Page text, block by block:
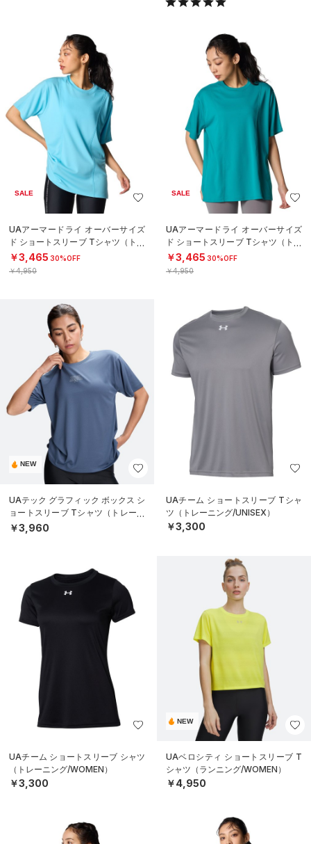
SALE
UAアーマードライ オーバーサイズ
ド ショートスリーブ Tシャツ（トレ
ーニング/WOMEN）
￥3,465 30%OFF
￥4,950
SALE
UAアーマードライ オーバーサイズ
ド ショートスリーブ Tシャツ（トレ
ーニング/WOMEN）
￥3,465 30%OFF
￥4,950
NEW
UAテック グラフィック ボックス シ
ョートスリーブ Tシャツ（トレーニ
ング/WOMEN）
￥3,960
UAチーム ショートスリーブ Tシャ
ツ（トレーニング/UNISEX）
￥3,300
UAチーム ショートスリーブ シャツ
（トレーニング/WOMEN）
￥3,300
NEW
UAベロシティ ショートスリーブ T
シャツ（ランニング/WOMEN）
￥4,950